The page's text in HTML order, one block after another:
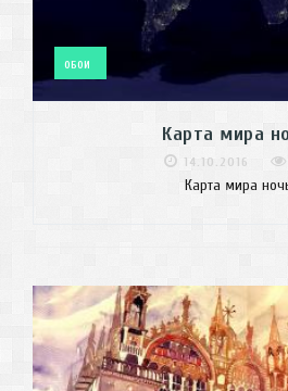
ОБОИ
Карта мира
14.10.2016
Карта мира